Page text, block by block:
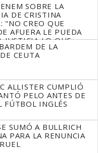
SOBRE LA
DE CRISTINA
"NO CREO QUE
AFUERA LE PUEDA
JUSTICIA LO QUE
HACER" DE LA
CEUTA
ALLISTER CUMPLIÓ
PELO ANTES DE
FÚTBOL INGLÉS
SUMÓ A BULLRICH
PARA LA RENUNCIA